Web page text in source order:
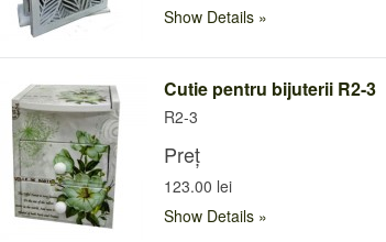
Show Details
Cutie pentru bijuterii R2-3
R2-3
Preț
123.00 lei
Show Details